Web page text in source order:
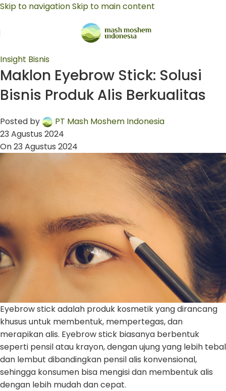
Skip to navigationSkip to main content
Insight Bisnis
Maklon Eyebrow Stick: Solusi
Bisnis Produk Alis Berkualitas
Posted by
PT Mash Moshem Indonesia
23 Agustus 2024
On 23 Agustus 2024
Eyebrow stick adalah produk kosmetik yang dirancang
khusus untuk membentuk, mempertegas, dan
merapikan alis. Eyebrow stick biasanya berbentuk
seperti pensil atau krayon, dengan ujung yang lebih tebal
dan lembut dibandingkan pensil alis konvensional,
sehingga konsumen bisa mengisi dan membentuk alis
dengan lebih mudah dan cepat.